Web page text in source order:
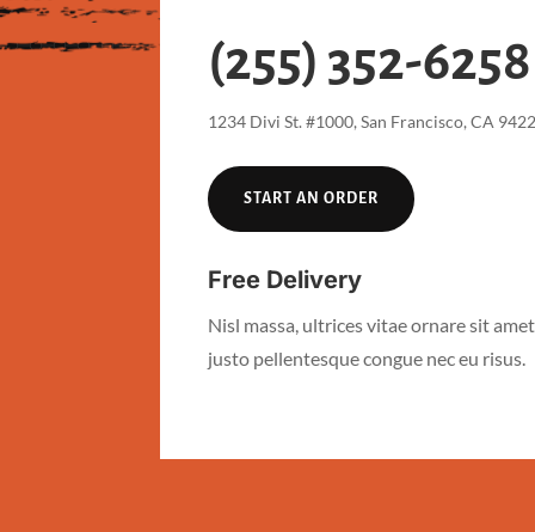
(255) 352-6258
1234 Divi St. #1000, San Francisco, CA
START AN ORDER
Free Delivery
Nisl massa, ultrices vitae ornare sit
justo pellentesque congue nec eu risus.